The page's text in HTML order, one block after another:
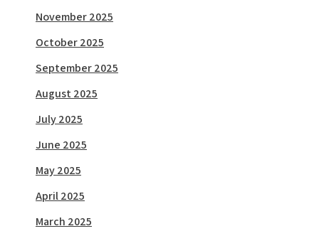
November 2025
October 2025
September 2025
August 2025
July 2025
June 2025
May 2025
April 2025
March 2025